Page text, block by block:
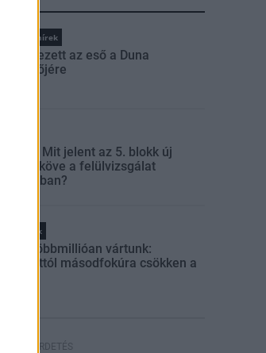
Országos hírek
Megérkezett az eső a Duna
vízgyűjtőjére
Paks II.: Mit jelent az 5. blokk új
mérföldköve a felülvizsgálat
árnyékában?
Helyi hírek
Amire többmillióan vártunk:
szombattól másodfokúra csökken a
HIRDETÉS